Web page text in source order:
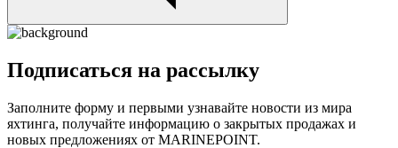
Подписаться на рассылку
Заполните форму и первыми узнавайте новости из мира
яхтинга, получайте информацию о закрытых продажах и
новых предложениях от MARINEPOINT.